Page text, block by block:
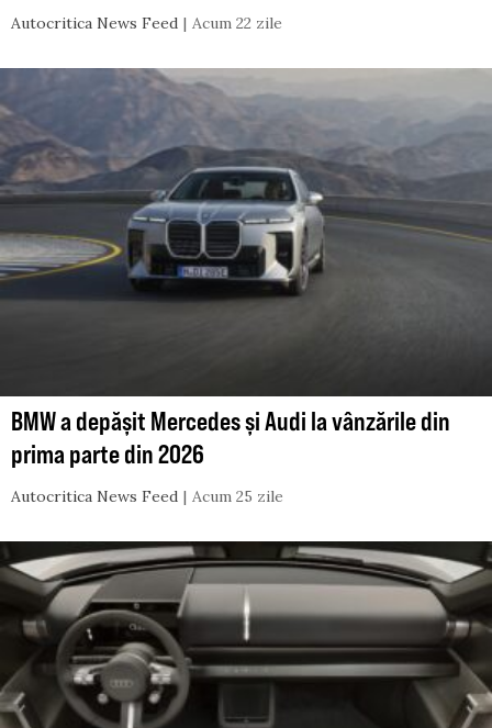
Autocritica News Feed Acum 22 zile
BMW a depășit Mercedes și Audi la vânzările din
prima parte din 2026
Autocritica News Feed Acum 25 zile